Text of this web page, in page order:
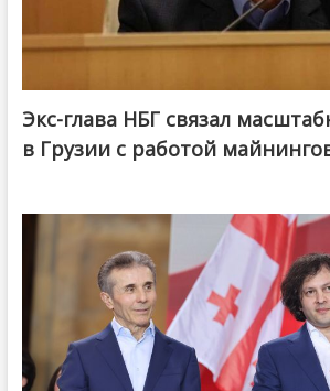
Экс-глава НБГ связал
в Грузии с работой